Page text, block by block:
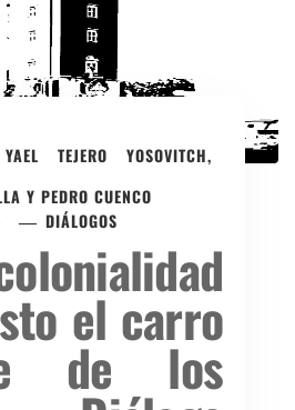
YAEL TEJERO YOSOVITCH,
Y PEDRO CUENCO
DIÁLOGOS
el carro
de los